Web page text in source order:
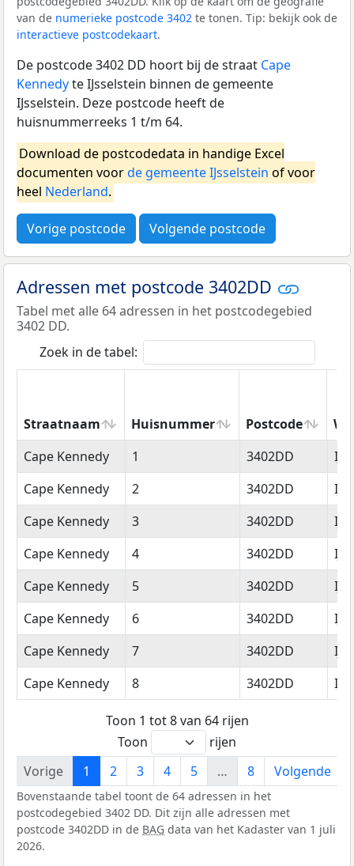
van de numerieke postcode 3402 te tonen. Tip: bekijk ook de
interactieve postcodekaart.
De postcode 3402 DD hoort bij de straat Cape
Kennedyte IJsselstein binnen de gemeente
IJsselstein. Deze postcode heeft de
huisnummerreeks 1 t/m 64.
Download de postcodedata in handige Excel
documenten voorde gemeente IJsselstein of voor
heel Nederland.
Vorige postcode Volgende postcode
Adressen met postcode 3402DD
Tabel met alle 64 adressen in het postcodegebied
3402 DD.
Zoek in de tabel:
Straatnaam Huisnummer Postcode
Straatnaam
Huisnummer Postcode
Cape Kennedy 1 3402DD
Cape Kennedy
2 3402DD
Cape Kennedy
3 3402DD
Cape Kennedy
4 3402DD
Cape Kennedy
5 3402DD
Cape Kennedy
6 3402DD
Cape Kennedy
7 3402DD
Cape Kennedy
8 3402DD
Toon 1 tot 8 van 64 rijen
Toon
rijen
Vorige
1 2 3 4 5 … 8 Volgende
Bovenstaande tabel toont de 64 adressen in het
postcodegebied 3402 DD. Dit zijn alle adressen met
postcode 3402DD in de BAG data van het Kadaster van 1 juli
2026.